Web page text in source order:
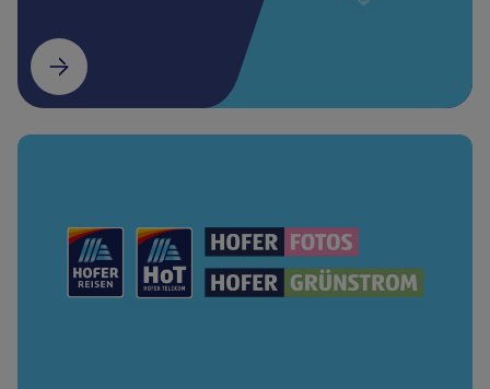
(öffnet in einem neuen Tab)